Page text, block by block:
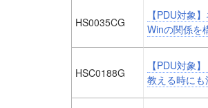
HS0035CG
【PDU対象
Winの関係を
HSC0188G
【PDU対象
教える時に